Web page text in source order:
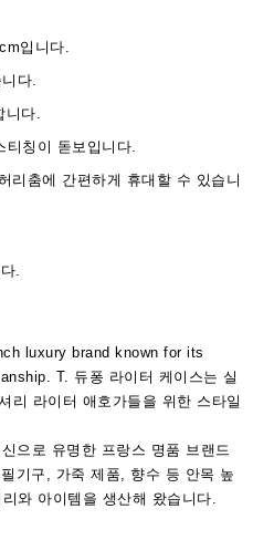
입니다.
다.
니다.
티칭이 돋보입니다.
리춤에 간편하게 휴대할 수 있습니
.
luxury brand known for its
T. 듀퐁 라이터 케이스는 실
리 라이터 애호가들을 위한 스타일
으로 유명한 프랑스 명품 브랜드
기구, 가죽 제품, 향수 등 안목 높
와 아이템을 생산해 왔습니다.